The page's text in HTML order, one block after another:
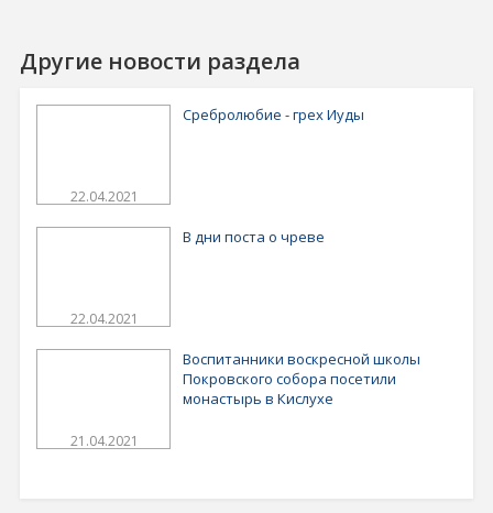
Другие новости раздела
22.04.2021
Сребролюбие - грех Иуды
22.04.2021
В дни поста о чреве
21.04.2021
Воспитанники воскресной школы
Покровского собора посетили
монастырь в Кислухе